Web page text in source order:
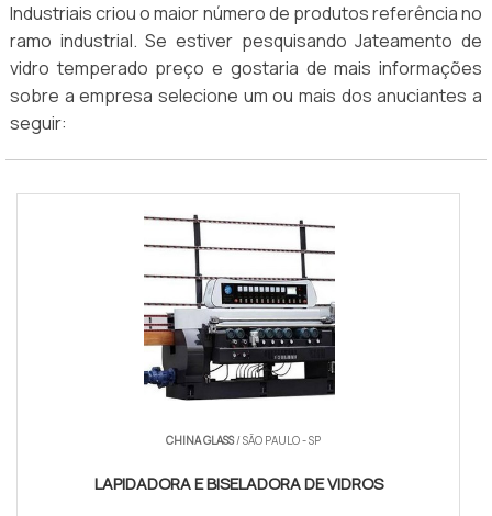
Industriais criou o maior número de produtos referência no
ramo industrial. Se estiver pesquisando Jateamento de
vidro temperado preço e gostaria de mais informações
sobre a empresa selecione um ou mais dos anuciantes a
seguir:
CHINA GLASS/ SÃO PAULO - SP
LAPIDADORA E BISELADORA DE VIDROS